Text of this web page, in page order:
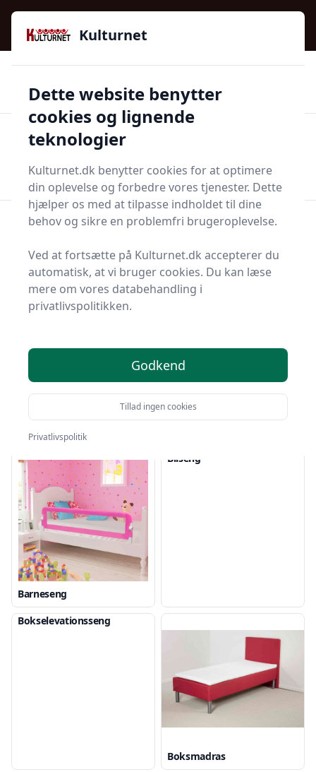
Kulturnet - Alt Det Gode I Livet | Din Kulturguide Siden
2016
97 kategorier 👍Kun godkendte butikker
Start søgning
Forside Bolig og indretning
Soveværelse
Senge og madrasser
Senge og madrasser
Babymadras
Barneseng
Bilseng
Bokselevationsseng
Boksmadras
Kulturnet
Dette website benytter
cookies og lignende
teknologier
Kulturnet.dk benytter cookies for at optimere
din oplevelse og forbedre vores tjenester. Dette
hjælper os med at tilpasse indholdet til dine
behov og sikre en problemfri brugeroplevelse.
Ved at fortsætte på Kulturnet.dk accepterer du
automatisk, at vi bruger cookies. Du kan læse
mere om vores databehandling i
privatlivspolitikken.
Godkend
Tillad ingen cookies
Privatlivspolitik